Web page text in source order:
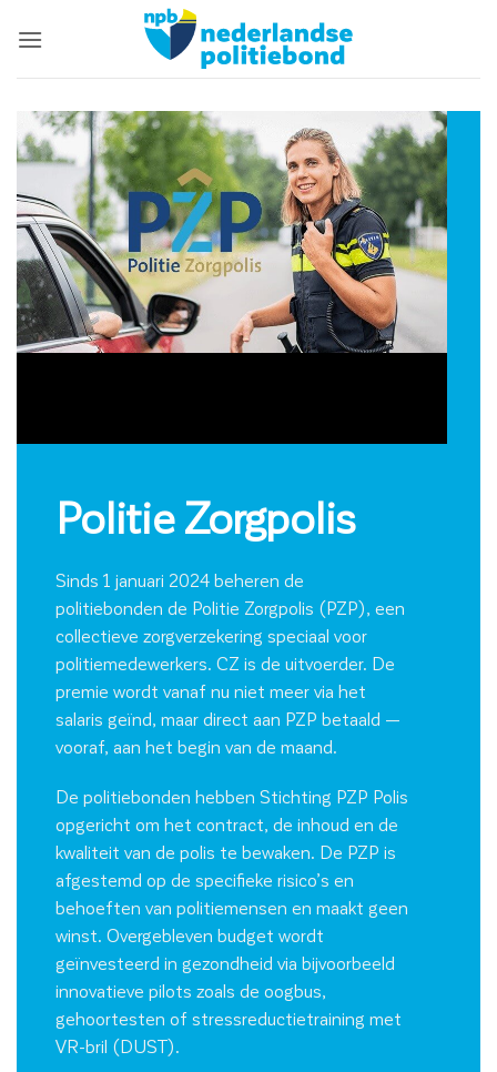
naar
Politie Zorgpolis
Sinds 1 januari 2024 beheren de
politiebonden de Politie Zorgpolis (PZP), een
collectieve zorgverzekering speciaal voor
politiemedewerkers. CZ is de uitvoerder. De
premie wordt vanaf nu niet meer via het
salaris geïnd, maar direct aan PZP betaald —
vooraf, aan het begin van de maand.
De politiebonden hebben Stichting PZP Polis
opgericht om het contract, de inhoud en de
kwaliteit van de polis te bewaken. De PZP is
afgestemd op de specifieke risico’s en
behoeften van politiemensen en maakt geen
winst. Overgebleven budget wordt
geïnvesteerd in gezondheid via bijvoorbeeld
innovatieve pilots zoals de oogbus,
gehoortesten of stressreductietraining met
VR-bril (DUST).